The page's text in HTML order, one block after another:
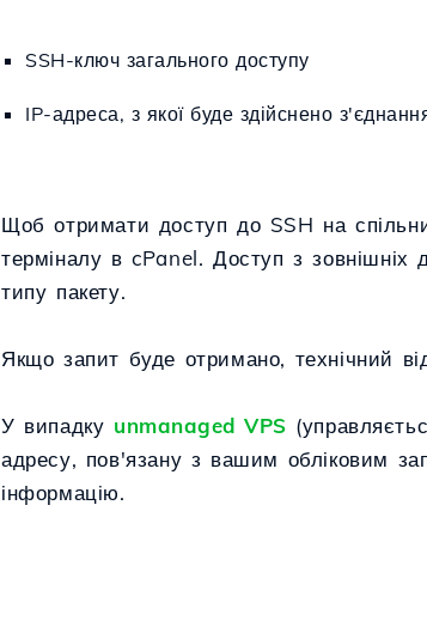
SSH-ключ загального доступу
IP-адреса, з якої буде здійснено
Щоб отримати доступ до SSH на
терміналу в cPanel. Доступ з
типу пакету.
Якщо запит буде отримано, технічний
У випадку unmanaged VPS
адресу, пов'язану з вашим обліковим
інформацію.